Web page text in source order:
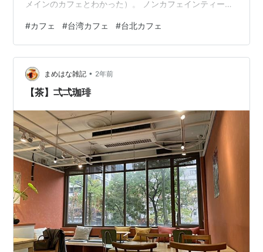
メインのカフェとわかった）。 ノンカフェインティーが
な赤い色の、濃厚でいて優しい味のフルーツティーだっ
た。おいしい～ 黒森林苺果茶 お店は2階、お手洗いは3階
にあるため、階段を上る必要がある。ベビーカーなどは
入れないので、注意が必要。ちなみに、14時を過ぎると
とても賑やかな雰囲気になった。学生さんや観光客も利
#カフェ #台湾カフェ #台北カフェ
まめはな雑記 • 2年前
【茶】弌弌珈琲